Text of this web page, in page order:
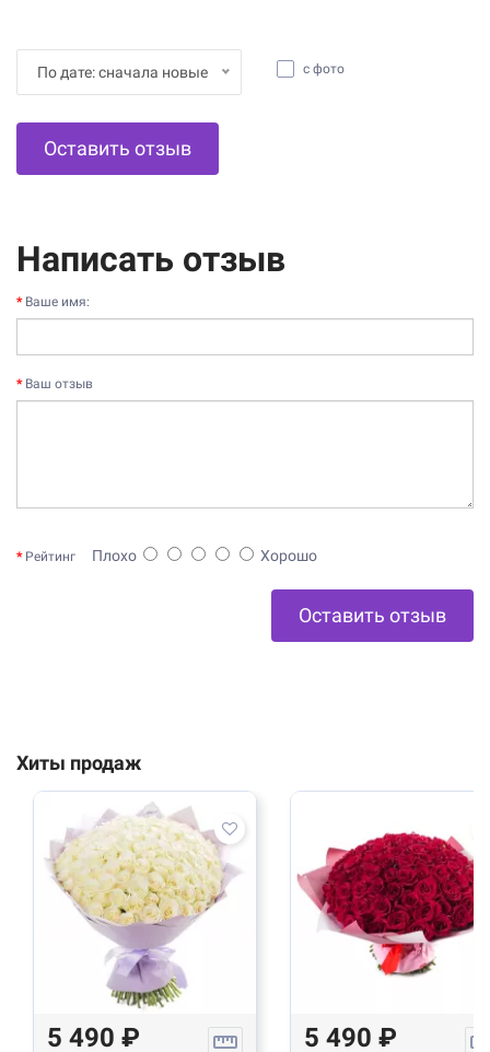
По дате: сначала новые с фото
Оставить отзыв
Написать отзыв
Ваше имя:
Ваш отзыв
Рейтинг Плохо Хорошо
Оставить отзыв
Хиты продаж
5 490 ₽ 5 490 ₽